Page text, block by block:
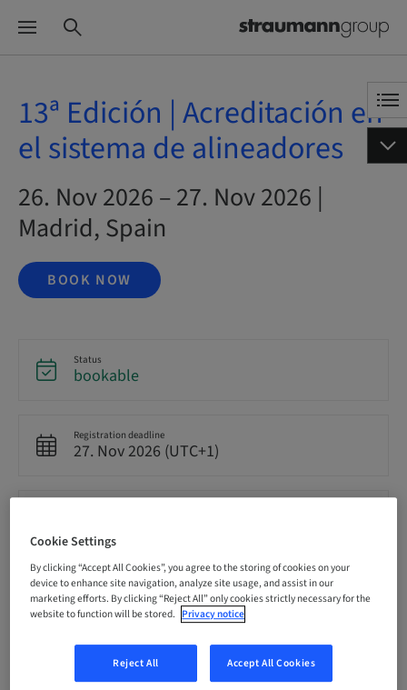
13ª Edición | Acreditación en
el sistema de alineadores
26. Nov 2026 – 27. Nov 2026 |
Madrid, Spain
BOOK NOW
Status
bookable
Registration deadline
27. Nov 2026 (UTC+1)
Language
Spanish
0.00 Points
Cookie Settings
By clicking “Accept All Cookies”, you agree to the storing of cookies on your
device to enhance site navigation, analyze site usage, and assist in our
marketing efforts. By clicking “Reject All” only cookies strictly necessary for the
website to function will be stored. Privacy notice
Reject All Accept All Cookies